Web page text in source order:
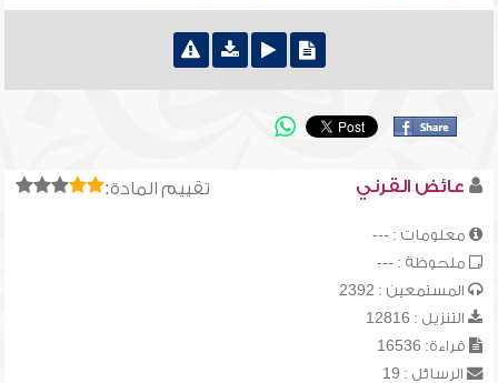
تقييم المادة: عائض القرني
معلومات : ---
ملحوظة : ---
المستمعين : 2392
التنزيل : 12816
قراءة: 16536
الرسائل : 19